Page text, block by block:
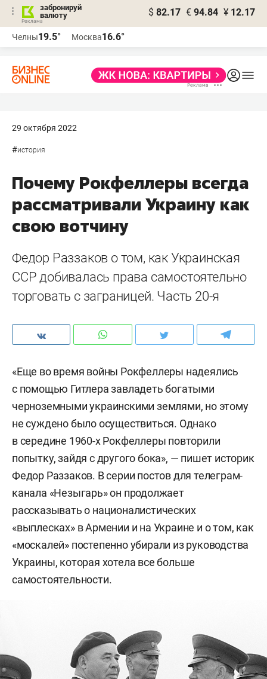
забронируй
валюту
$ 82.17 € 94.84 ¥ 12.17
Челны19.5° Москва16.6°
29 октября 2022
#история
Почему Рокфеллеры всегда
рассматривали Украину как
свою вотчину
Федор Раззаков о том, как Украинская
ССР добивалась права самостоятельно
торговать с заграницей. Часть 20-я
«Еще во время войны Рокфеллеры надеялись
с помощью Гитлера завладеть богатыми
черноземными украинскими землями, но этому
не суждено было осуществиться. Однако
в середине 1960-х Рокфеллеры повторили
попытку, зайдя с другого бока», — пишет историк
Федор Раззаков. В серии постов для телеграм-
канала «Незыгарь» он продолжает
рассказывать о националистических
«выплесках» в Армении и на Украине и о том, как
«москалей» постепенно убирали из руководства
Украины, которая хотела все больше
самостоятельности.